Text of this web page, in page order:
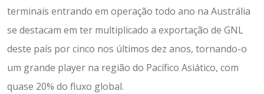
terminais entrando em operação todo ano na Austrália
se destacam em ter multiplicado a exportação de GNL
deste país por cinco nos últimos dez anos, tornando-o
um grande player na região do Pacífico Asiático, com
quase 20% do fluxo global.